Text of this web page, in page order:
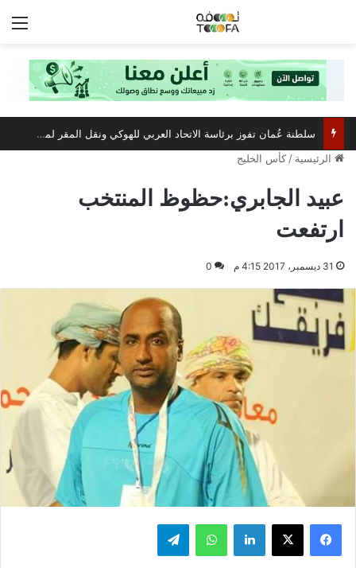
سلطنة عُمان تفوز برئاسة الاتحاد العربي للهوكي ونقل المقر لمسقط
الرئيسية / كأس الخليج
عبيد الجابري:حظوظ المنتخب
ارتفعت
31 ديسمبر، 2017 4:15 م 0
فيسبوك ‫X لينكدإن واتساب تيلقرام